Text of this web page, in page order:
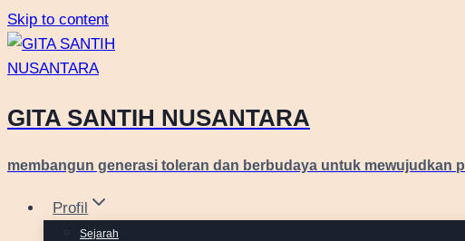
Skip to content
GITA SANTIH NUSANTARA
membangun generasi toleran dan berbudaya untuk mewujudkan
Profil
Sejarah